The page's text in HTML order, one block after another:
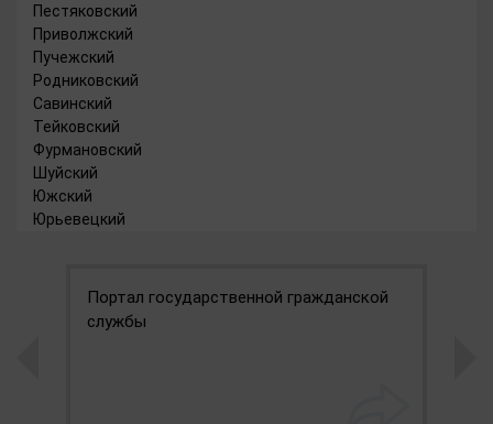
Пестяковский
Приволжский
Пучежский
Родниковский
Савинский
Тейковский
Фурмановский
Шуйский
Южский
Юрьевецкий
Портал государственной гражданской
службы